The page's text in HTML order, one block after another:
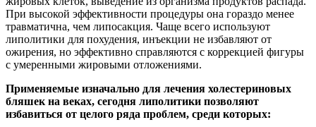
При высокой эффективности процедуры она гораздо менее
травматична, чем липосакция. Чаще всего используют
липолитики для похудения, инъекции не избавляют от
ожирения, но эффективно справляются с коррекцией фигуры
с умеренными жировыми отложениями.
Применяемые изначально для лечения холестериновых
бляшек на веках, сегодня липолитики позволяют
избавиться от целого ряда проблем, среди которых: